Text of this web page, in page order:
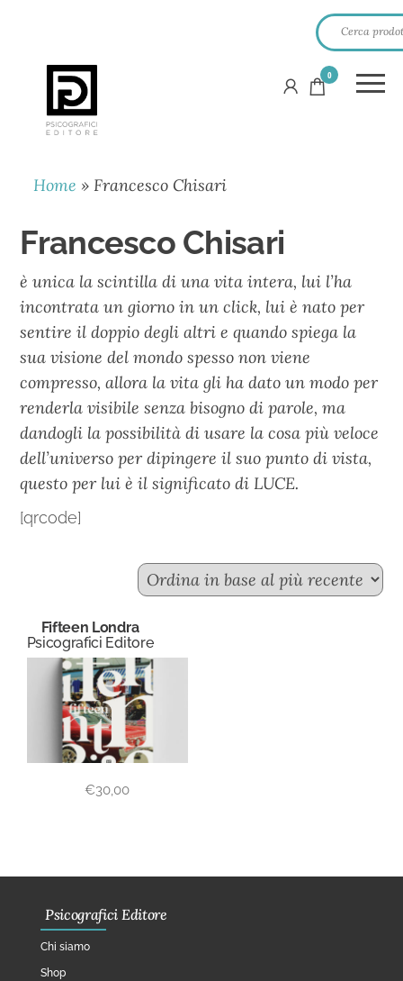
PSICOGRAFICI
EDITORE
0
Home »Francesco Chisari
Francesco Chisari
è unica la scintilla di una vita intera, lui l’ha
incontrata un giorno in un click, lui è nato per
sentire il doppio degli altri e quando spiega la
sua visione del mondo spesso non viene
compresso, allora la vita gli ha dato un modo per
renderla visibile senza bisogno di parole, ma
dandogli la possibilità di usare la cosa più veloce
dell’universo per dipingere il suo punto di vista,
questo per lui è il significato di LUCE.
[qrcode]
Fifteen Londra
Psicografici Editore
€30,00
Psicografici Editore
Chi siamo
Shop